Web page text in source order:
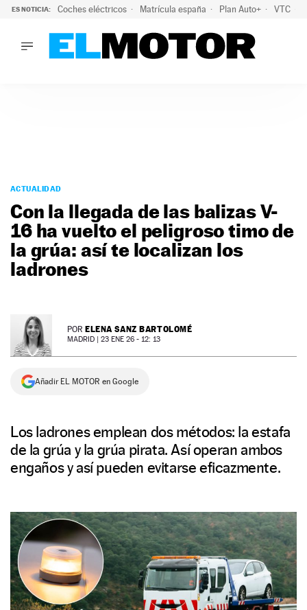
ES NOTICIA: Coches eléctricos Matrícula españa Plan Auto+ VTC
PODCAST
MOTOS
TECNOLOGÍA
SUPERCOCHES
MOTORTV
NEWSLETTER
ACTUALIDAD
Con la llegada de las balizas V-
16 ha vuelto el peligroso timo de
la grúa: así te localizan los
ladrones
POR ELENA SANZ BARTOLOMÉ
MADRID | 23 ENE 26 - 12: 13
Añadir EL MOTOR en Google
Los ladrones emplean dos métodos: la estafa
de la grúa y la grúa pirata. Así operan ambos
engaños y así pueden evitarse eficazmente.